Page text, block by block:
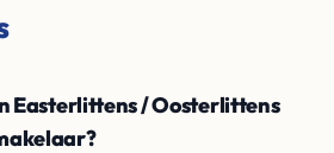
Easterlittens / Oosterlittens